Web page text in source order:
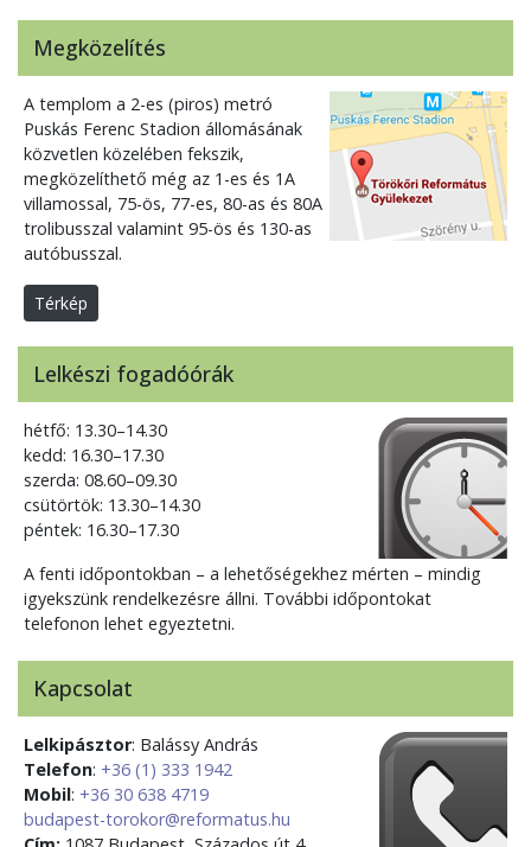
Megközelítés
A templom a 2-es (piros) metró
Puskás Ferenc Stadion állomásának
közvetlen közelében fekszik,
megközelíthető még az 1-es és 1A
villamossal, 75-ös, 77-es, 80-as és 80A
trolibusszal valamint 95-ös és 130-as
autóbusszal.
Térkép
Lelkészi fogadóórák
hétfő: 13.30–14.30
kedd: 16.30–17.30
szerda: 08.60–09.30
csütörtök: 13.30–14.30
péntek: 16.30–17.30
A fenti időpontokban – a lehetőségekhez mérten – mindig
igyekszünk rendelkezésre állni. További időpontokat
telefonon lehet egyeztetni.
Kapcsolat
Lelkipásztor: Balássy András
Telefon: +36 (1) 333 1942
Mobil: +36 30 638 4719
budapest-torokor@reformatus.hu